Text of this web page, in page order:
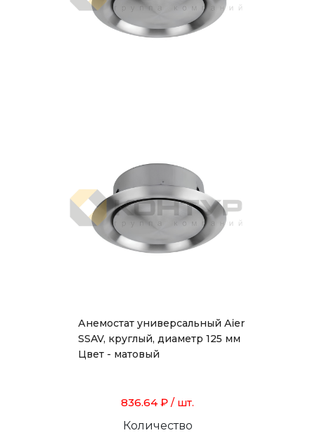
Анемостат универсальный Aier
SSAV, круглый, диаметр 125 мм
Цвет - матовый
836.64 ₽ / шт.
Количество